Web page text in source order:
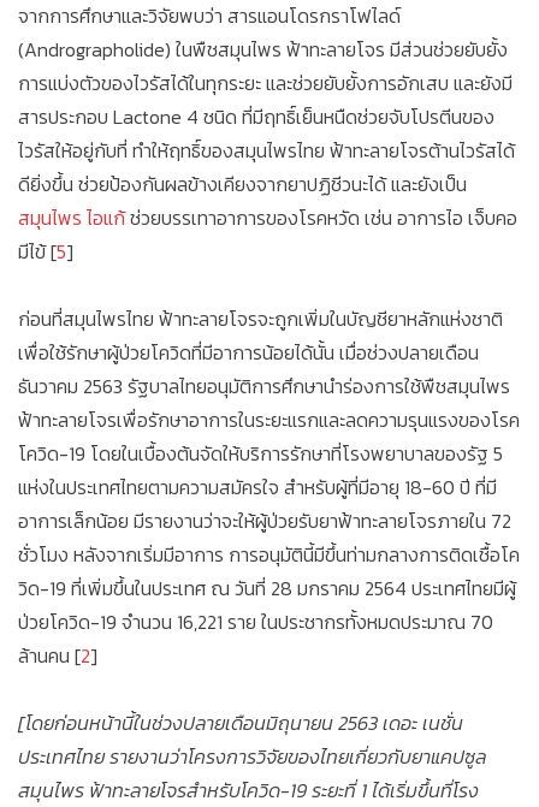
จากการศึกษาและวิจัยพบว่า สารแอนโดรกราโฟไลด์
(Andrographolide) ในพืชสมุนไพร ฟ้าทะลายโจร มีส่วนช่วยยับยั้ง
การแบ่งตัวของไวรัสได้ในทุกระยะ และช่วยยับยั้งการอักเสบ และยังมี
สารประกอบ Lactone 4 ชนิด ที่มีฤทธิ์เย็นหนืดช่วยจับโปรตีนของ
ไวรัสให้อยู่กับที่ ทำให้ฤทธิ์ของสมุนไพรไทย ฟ้าทะลายโจรต้านไวรัสได้
ดียิ่งขึ้น ช่วยป้องกันผลข้างเคียงจากยาปฏิชีวนะได้ และยังเป็น
สมุนไพร ไอแก้ช่วยบรรเทาอาการของโรคหวัด เช่น อาการไอ เจ็บคอ
มีไข้ [5]
ก่อนที่สมุนไพรไทย ฟ้าทะลายโจรจะถูกเพิ่มในบัญชียาหลักแห่งชาติ
เพื่อใช้รักษาผู้ป่วยโควิดที่มีอาการน้อยได้นั้น เมื่อช่วงปลายเดือน
ธันวาคม 2563 รัฐบาลไทยอนุมัติการศึกษานำร่องการใช้พืชสมุนไพร
ฟ้าทะลายโจรเพื่อรักษาอาการในระยะแรกและลดความรุนแรงของโรค
โควิด-19 โดยในเบื้องต้นจัดให้บริการรักษาที่โรงพยาบาลของรัฐ 5
แห่งในประเทศไทยตามความสมัครใจ สำหรับผู้ที่มีอายุ 18-60 ปี ที่มี
อาการเล็กน้อย มีรายงานว่าจะให้ผู้ป่วยรับยาฟ้าทะลายโจรภายใน 72
ชั่วโมง หลังจากเริ่มมีอาการ การอนุมัตินี้มีขึ้นท่ามกลางการติดเชื้อโค
วิด-19 ที่เพิ่มขึ้นในประเทศ ณ วันที่ 28 มกราคม 2564 ประเทศไทยมีผู้
ป่วยโควิด-19 จำนวน 16,221 ราย ในประชากรทั้งหมดประมาณ 70
ล้านคน [2]
[โดยก่อนหน้านี้ในช่วงปลายเดือนมิถุนายน 2563 เดอะ เนชั่น
ประเทศไทย รายงานว่าโครงการวิจัยของไทยเกี่ยวกับยาแคปซูล
สมุนไพร ฟ้าทะลายโจรสำหรับโควิด-19 ระยะที่ 1 ได้เริ่มขึ้นที่โรง